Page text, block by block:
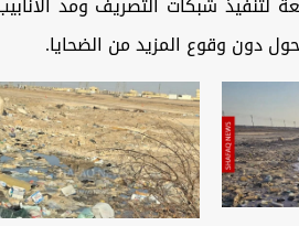
دون وقوع المزيد من الضحايا.